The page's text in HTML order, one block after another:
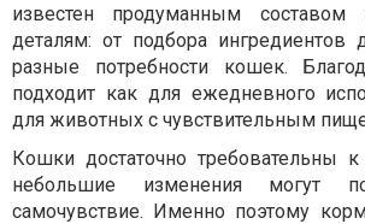
известен продуманным
деталям: от подбора ингредиентов
разные потребности кошек.
подходит как для ежедневного
для животных с чувствительным
Кошки достаточно требовательны
небольшие изменения могут
самочувствие. Именно поэтому